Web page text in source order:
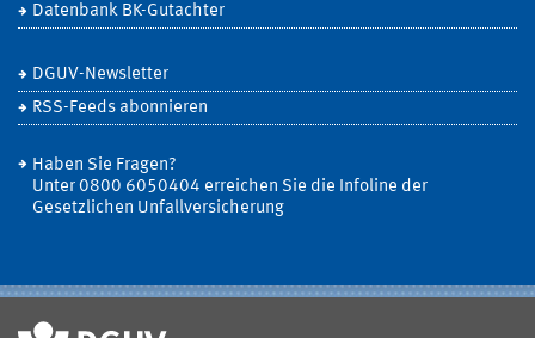
Datenbank BK-Gutachter
DGUV-Newsletter
RSS-Feeds abonnieren
Haben Sie Fragen?
Unter 0800 6050404 erreichen Sie die Infoline der
Gesetzlichen Unfallversicherung